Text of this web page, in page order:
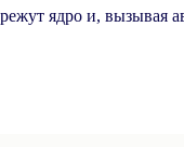
ядро и, вызывая